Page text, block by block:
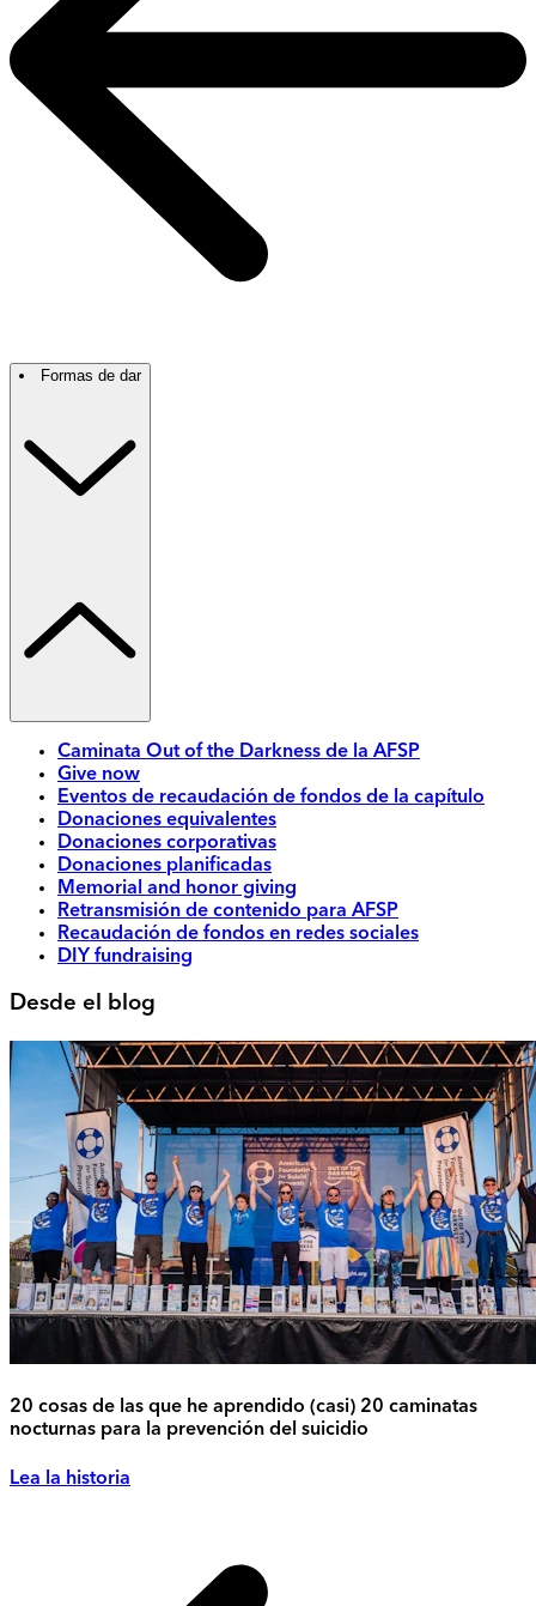
Formas de dar
Caminata Out of the Darkness de la AFSP
Give now
Eventos de recaudación de fondos de la capítulo
Donaciones equivalentes
Donaciones corporativas
Donaciones planificadas
Memorial and honor giving
Retransmisión de contenido para AFSP
Recaudación de fondos en redes sociales
DIY fundraising
Desde el blog
20 cosas de las que he aprendido (casi) 20 caminatas
nocturnas para la prevención del suicidio
Lea la historia